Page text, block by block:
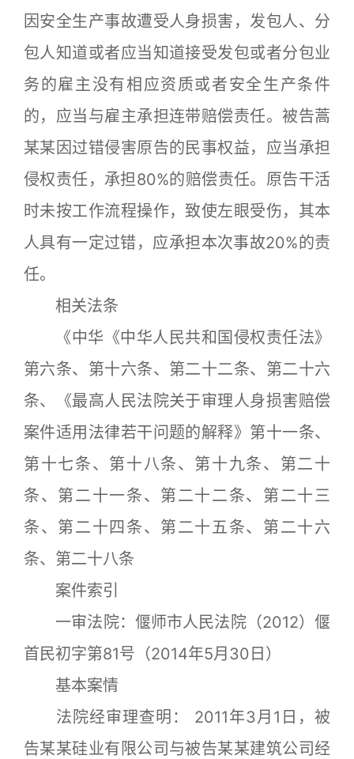
因安全生产事故遭受人身损害，发包人、分
包人知道或者应当知道接受发包或者分包业
务的雇主没有相应资质或者安全生产条件
的，应当与雇主承担连带赔偿责任。被告蒿
某某因过错侵害原告的民事权益，应当承担
侵权责任，承担80%的赔偿责任。原告干活
时未按工作流程操作，致使左眼受伤，其本
人具有一定过错，应承担本次事故20%的责
任。
相关法条
《中华《中华人民共和国侵权责任法》
第六条、第十六条、第二十二条、第二十六
条、《最高人民法院关于审理人身损害赔偿
案件适用法律若干问题的解释》第十一条、
第十七条、第十八条、第十九条、第二十
条、第二十一条、第二十二条、第二十三
条、第二十四条、第二十五条、第二十六
条、第二十八条
案件索引
一审法院：偃师市人民法院（2012）偃
首民初字第81号（2014年5月30日）
基本案情
法院经审理查明： 2011年3月1日，被
告某某硅业有限公司与被告某某建筑公司经